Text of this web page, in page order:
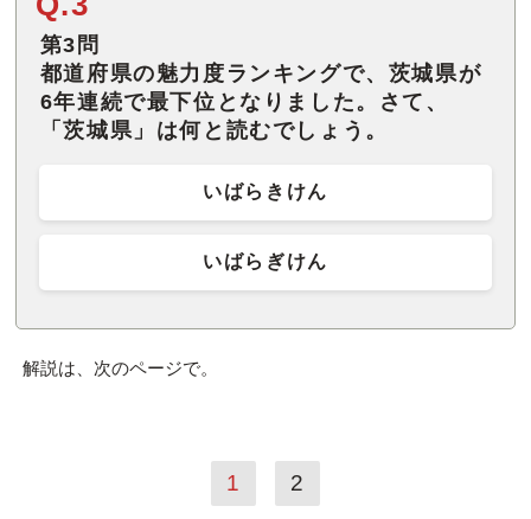
第3問
都道府県の魅力度ランキングで、茨城県が
6年連続で最下位となりました。さて、
「茨城県」は何と読むでしょう。
いばらきけん
いばらぎけん
解説は、次のページで。
1 2